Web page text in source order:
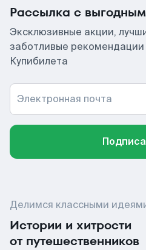
Рассылка с
Эксклюзивные акции,
заботливые рекомендации
Купибилета
Электронная почта
Делимся классными
Истории и хитрости
от путешественников